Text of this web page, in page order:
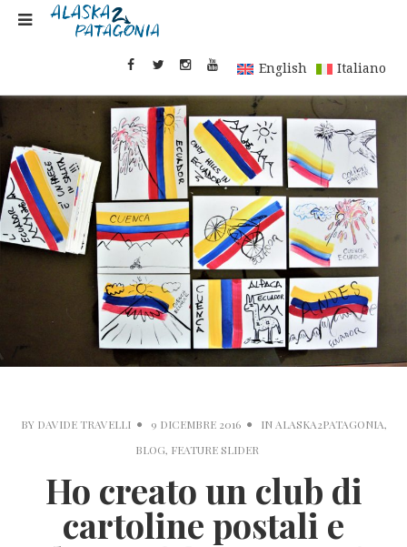
English Italiano
BY DAVIDE TRAVELLI 9 DICEMBRE 2016 INALASKA2PATAGONIA,
BLOG, FEATURE SLIDER
Ho creato un club di
cartoline postali e